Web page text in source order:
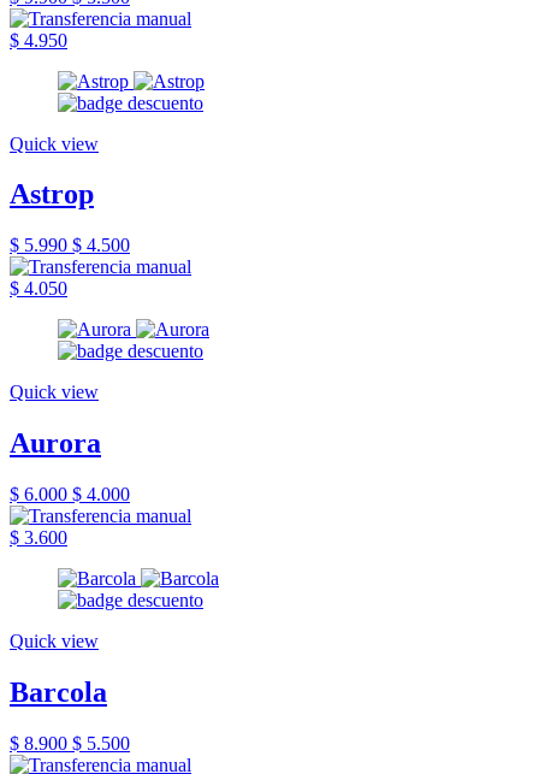
$ 4.950
Quick view
Astrop
$ 5.990 $ 4.500
$ 4.050
Quick view
Aurora
$ 6.000 $ 4.000
$ 3.600
Quick view
Barcola
$ 8.900 $ 5.500